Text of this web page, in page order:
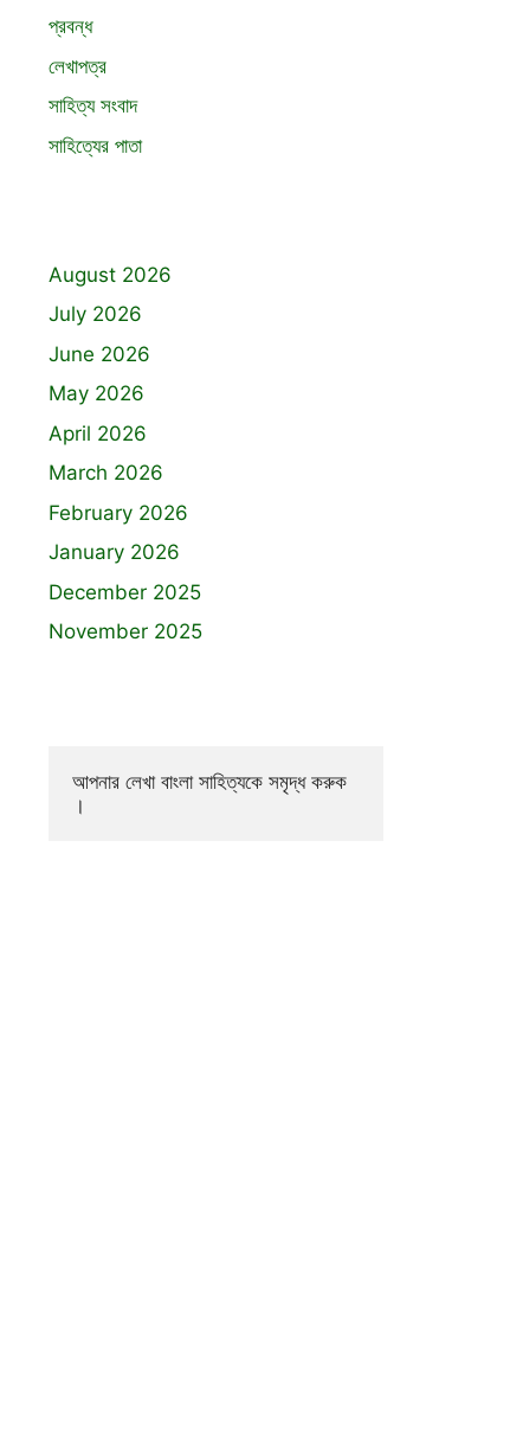
প্রবন্ধ
লেখাপত্র
সাহিত্য সংবাদ
সাহিত্যের পাতা
August 2026
July 2026
June 2026
May 2026
April 2026
March 2026
February 2026
January 2026
December 2025
November 2025
আপনার লেখা বাংলা সাহিত্যকে সমৃদ্ধ করুক
।